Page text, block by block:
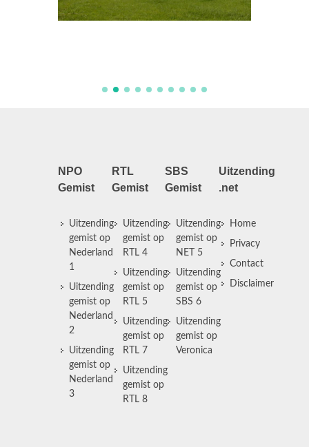
NPO
Gemist
Uitzending
gemist op
Nederland
1
Uitzending
gemist op
Nederland
2
Uitzending
gemist op
Nederland
3
RTL
Gemist
Uitzending
gemist op
RTL 4
Uitzending
gemist op
RTL 5
Uitzending
gemist op
RTL 7
Uitzending
gemist op
RTL 8
SBS
Gemist
Uitzending
gemist op
NET 5
Uitzending
gemist op
SBS 6
Uitzending
gemist op
Veronica
Uitzending
.net
Home
Privacy
Contact
Disclaimer